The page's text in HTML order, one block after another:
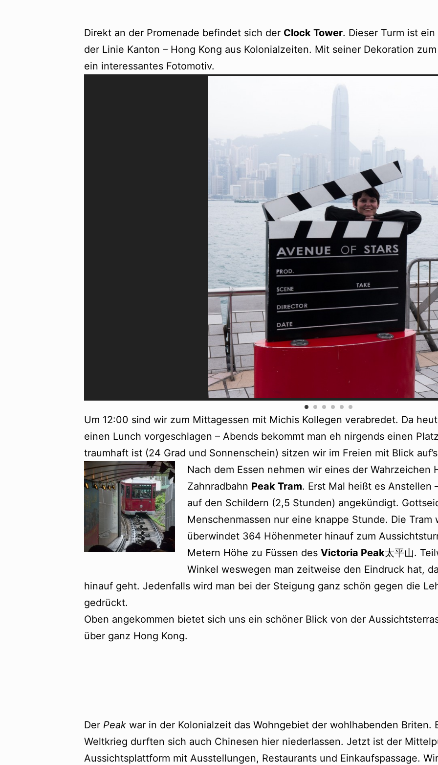
Direkt an der Promenade befindet sich der Clock Tower. Dieser Turm ist
der Linie Kanton – Hong Kong aus Kolonialzeiten. Mit seiner Dekoration
ein interessantes Fotomotiv.
Um 12:00 sind wir zum Mittagessen mit Michis Kollegen verabredet. Da
einen Lunch vorgeschlagen – Abends bekommt man eh nirgends einen
traumhaft ist (24 Grad und Sonnenschein) sitzen wir im Freien mit Blick
Nach dem Essen nehmen wir eines der Wahrzeichen
Zahnradbahn Peak Tram. Erst Mal heißt es Anstellen
auf den Schildern (2,5 Stunden) angekündigt.
Menschenmassen nur eine knappe Stunde. Die Tram
überwindet 364 Höhenmeter hinauf zum
Metern Höhe zu Füssen des Victoria Peak太平山.
Winkel weswegen man zeitweise den Eindruck hat,
hinauf geht. Jedenfalls wird man bei der Steigung ganz schön gegen die
gedrückt.
Oben angekommen bietet sich uns ein schöner Blick von der
über ganz Hong Kong.
Der Peak war in der Kolonialzeit das Wohngebiet der wohlhabenden Briten.
Weltkrieg durften sich auch Chinesen hier niederlassen. Jetzt ist der
Aussichtsplattform mit Ausstellungen, Restaurants und Einkaufspassage.